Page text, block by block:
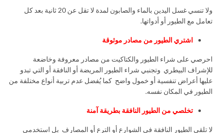
ولا تنسي غسل اليدين بالماء والصابون لمدة لا تقل عن 20 ثانية بعد كل
تعامل مع الطيور أو أدواتها.
اشتري الطيور من مصادر موثوقة
احرصي على شراء الطيور والكتاكيت من مصادر معروفة وخاضعة
للإشراف البيطري وتجنبي شراء الطيور المريضة أو النافقة أو التي تبدو
عليها أعراض تنفسية أو خمول واضح كما يُفضل عدم تربية أنواع مختلفة من
الطيور في المكان نفسه.
تخلصي من الطيور النافقة بطريقة آمنة
لا تلقي الطيور النافقة في الشوارع أو الترع أو المصارف بل استخدمي